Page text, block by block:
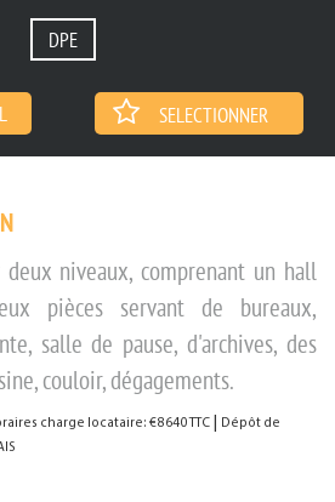
DPE
SELECTIONNER
niveaux, comprenant un hall
pièces servant de bureaux,
salle de pause, d'archives, des
couloir, dégagements.
charge locataire: €8 640 TTC
Dépôt de